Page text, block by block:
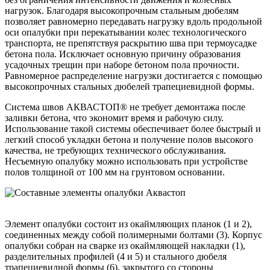
нагрузок. Благодаря высокопрочным стальным дюбелям
позволяет равномерно передавать нагрузку вдоль продольной
оси опалубки при перекатывании колес технологического
транспорта, не препятствуя раскрытию шва при термоусадке
бетона пола. Исключает основную причину образования
усадочных трещин при наборе бетоном пола прочности.
Равномерное распределение нагрузки достигается с помощью
высокопрочных стальных дюбелей трапециевидной формы.
Система швов АКВАСТОП® не требует демонтажа после
заливки бетона, что экономит время и рабочую силу.
Использование такой системы обеспечивает более быстрый и
легкий способ укладки бетона и получение полов высокого
качества, не требующих технического обслуживания.
Несъемную опалубку можно использовать при устройстве
полов толщиной от 100 мм на грунтовом основании.
Элемент опалубки состоит из окаймляющих планок (1 и 2),
соединенных между собой полимерными болтами (3). Корпус
опалубки собран на сварке из окаймляющей накладки (1),
разделительных профилей (4 и 5) и стального дюбеля
трапециевидной формы (6), закрытого со стороны